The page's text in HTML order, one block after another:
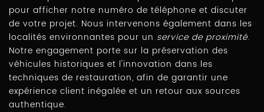
pour afficher notre numéro de téléphone et discuter
de votre projet. Nous intervenons également dans les
localités environnantes pour un service de proximité.
Notre engagement porte sur la préservation des
véhicules historiques et l'innovation dans les
techniques de restauration, afin de garantir une
expérience client inégalée et un retour aux sources
authentique.